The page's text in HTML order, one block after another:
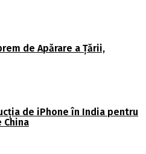
de Apărare a Ţării,
de iPhone în India pentru
China